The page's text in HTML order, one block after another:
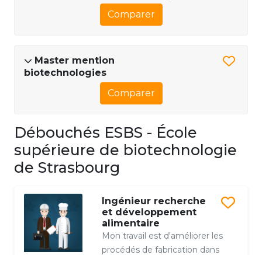
Comparer
Master mention
biotechnologies
Comparer
Débouchés ESBS - École
supérieure de biotechnologie
de Strasbourg
Ingénieur recherche
et développement
alimentaire
Mon travail est d'améliorer les
procédés de fabrication dans